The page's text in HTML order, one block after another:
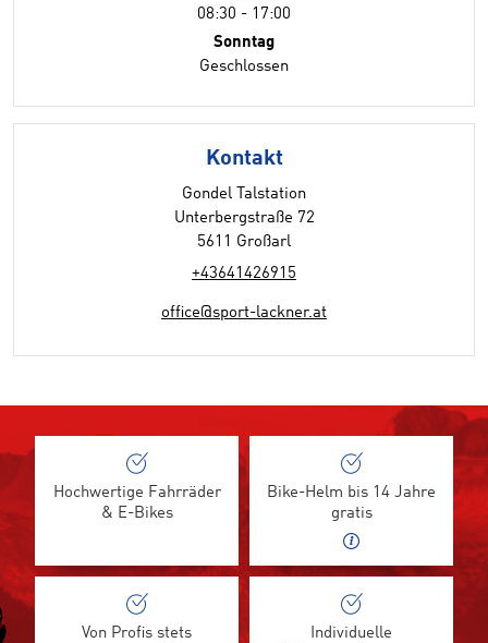
08:30 - 17:00
Sonntag
Geschlossen
Kontakt
Gondel Talstation
Unterbergstraße 72
5611 Großarl
+43641426915
office@sport-lackner.at
Hochwertige Fahrräder
& E-Bikes
Bike-Helm bis 14 Jahre
gratis
Von Profis stets
Individuelle